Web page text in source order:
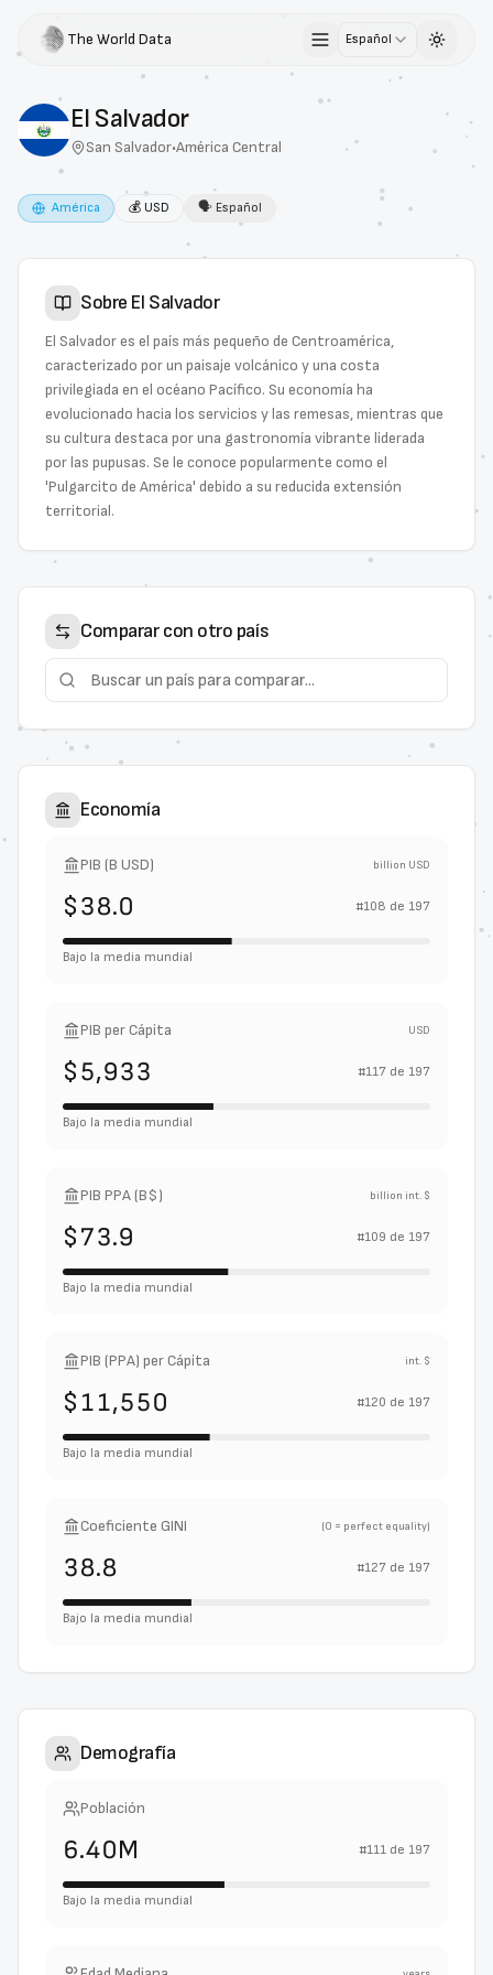
The World Data Español Toggle
El Salvador
San Salvador•América Central
América 💰 USD 🗣 Español
Sobre El Salvador
El Salvador es el país más pequeño de Centroamérica,
caracterizado por un paisaje volcánico y una costa
privilegiada en el océano Pacífico. Su economía ha
evolucionado hacia los servicios y las remesas, mientras que
su cultura destaca por una gastronomía vibrante liderada
por las pupusas. Se le conoce popularmente como el
'Pulgarcito de América' debido a su reducida extensión
territorial.
Comparar con otro país
Economía
PIB (B USD) billion USD
$38.0 #108 de 197
Bajo la media mundial
PIB per Cápita USD
$5,933 #117 de 197
Bajo la media mundial
PIB PPA (B$) billion int. $
$73.9 #109 de 197
Bajo la media mundial
PIB (PPA) per Cápita int. $
$11,550 #120 de 197
Bajo la media mundial
Coeficiente GINI (0 = perfect equality)
38.8 #127 de 197
Bajo la media mundial
Demografía
Población
6.40M #111 de 197
Bajo la media mundial